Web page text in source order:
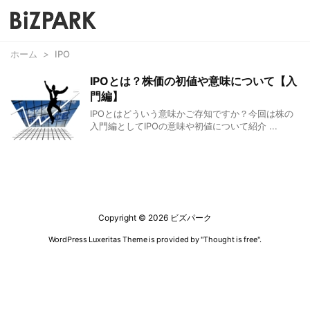
ホーム > IPO
IPOとは？株価の初値や意味について【入
門編】
IPOとはどういう意味かご存知ですか？今回は株の
入門編としてIPOの意味や初値について紹介 ...
Copyright © 2026 ビズパーク
WordPress Luxeritas Theme is provided by "Thought is free".